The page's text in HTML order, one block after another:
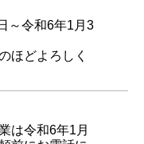
～令和6年1月3
ほどよろしく
は令和6年1月